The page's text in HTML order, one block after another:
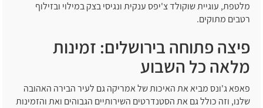
מלטפת, עוגיית שוקולד צ'יפס ענקית ונגיסי בצק במילוי ובזילוף
רטבים מתוקים.
פיצה פתוחה בירושלים: זמינות
מלאה כל השבוע
פאפא ג'ונס מביא את האיכות של אמריקה גם לעיר הבירה האהובה
שלנו, וזה כולל גם את הסטנדרטים השירותיים הגבוהים ואת והזמינות